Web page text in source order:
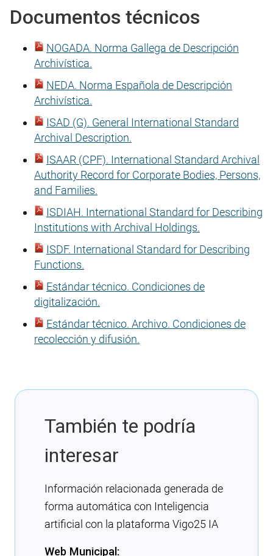
Documentos técnicos
NOGADA. Norma Gallega de Descripción
Archivística.
NEDA. Norma Española de Descripción
Archivística.
ISAD (G). General International Standard
Archival Description.
ISAAR (CPF). International Standard Archival
Authority Record for Corporate Bodies, Persons,
and Families.
ISDIAH. International Standard for Describing
Institutions with Archival Holdings.
ISDF. International Standard for Describing
Functions.
Estándar técnico. Condiciones de
digitalización.
Estándar técnico. Archivo. Condiciones de
recolección y difusión.
También te podría
interesar
Información relacionada generada de
forma automática con Inteligencia
artificial con la plataforma Vigo25 IA
Web Municipal: